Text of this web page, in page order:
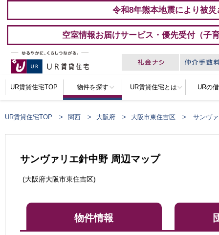
令和8年熊本地震により被
空室情報お届けサービス・優先受付（子
UR賃貸住宅TOP 物件を探す UR賃貸住宅とは URの
UR賃貸住宅TOP 関西 大阪府 大阪市東住吉区 サンヴ
サンヴァリエ針中野 周辺マップ
(大阪府大阪市東住吉区)
物件情報